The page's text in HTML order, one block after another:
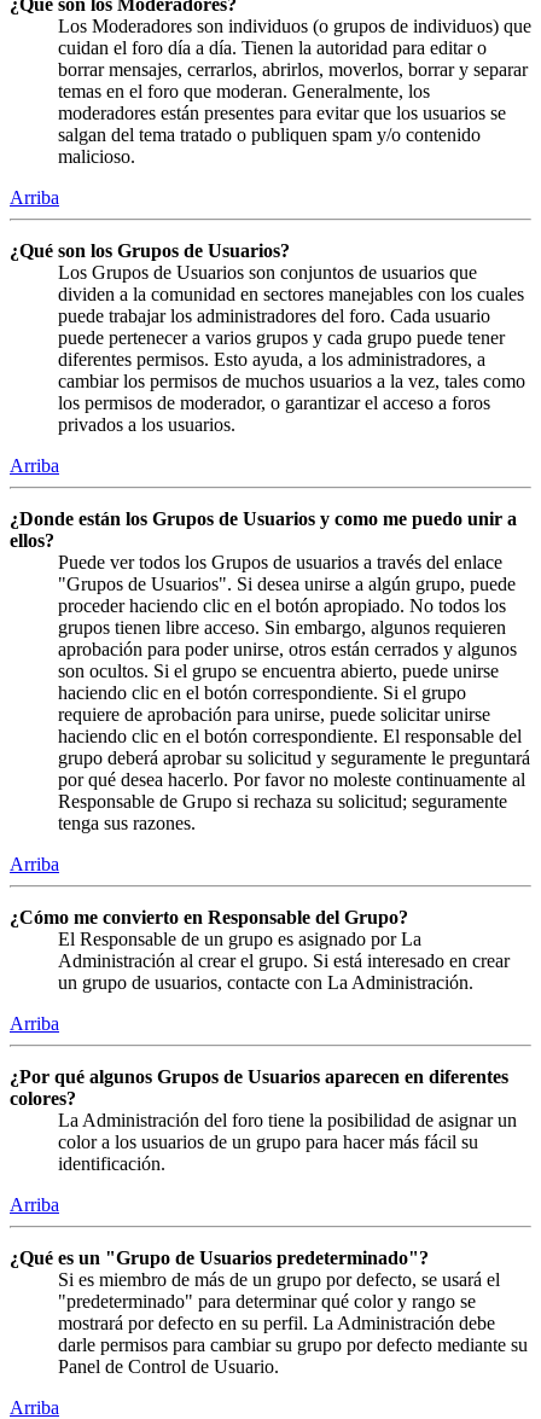
Los Moderadores son individuos (o grupos de individuos) que
cuidan el foro día a día. Tienen la autoridad para editar o
borrar mensajes, cerrarlos, abrirlos, moverlos, borrar y separar
temas en el foro que moderan. Generalmente, los
moderadores están presentes para evitar que los usuarios se
salgan del tema tratado o publiquen spam y/o contenido
malicioso.
Arriba
¿Qué son los Grupos de Usuarios?
Los Grupos de Usuarios son conjuntos de usuarios que
dividen a la comunidad en sectores manejables con los cuales
puede trabajar los administradores del foro. Cada usuario
puede pertenecer a varios grupos y cada grupo puede tener
diferentes permisos. Esto ayuda, a los administradores, a
cambiar los permisos de muchos usuarios a la vez, tales como
los permisos de moderador, o garantizar el acceso a foros
privados a los usuarios.
Arriba
¿Donde están los Grupos de Usuarios y como me puedo unir a
ellos?
Puede ver todos los Grupos de usuarios a través del enlace
"Grupos de Usuarios". Si desea unirse a algún grupo, puede
proceder haciendo clic en el botón apropiado. No todos los
grupos tienen libre acceso. Sin embargo, algunos requieren
aprobación para poder unirse, otros están cerrados y algunos
son ocultos. Si el grupo se encuentra abierto, puede unirse
haciendo clic en el botón correspondiente. Si el grupo
requiere de aprobación para unirse, puede solicitar unirse
haciendo clic en el botón correspondiente. El responsable del
grupo deberá aprobar su solicitud y seguramente le preguntará
por qué desea hacerlo. Por favor no moleste continuamente al
Responsable de Grupo si rechaza su solicitud; seguramente
tenga sus razones.
Arriba
¿Cómo me convierto en Responsable del Grupo?
El Responsable de un grupo es asignado por La
Administración al crear el grupo. Si está interesado en crear
un grupo de usuarios, contacte con La Administración.
Arriba
¿Por qué algunos Grupos de Usuarios aparecen en diferentes
colores?
La Administración del foro tiene la posibilidad de asignar un
color a los usuarios de un grupo para hacer más fácil su
identificación.
Arriba
¿Qué es un "Grupo de Usuarios predeterminado"?
Si es miembro de más de un grupo por defecto, se usará el
"predeterminado" para determinar qué color y rango se
mostrará por defecto en su perfil. La Administración debe
darle permisos para cambiar su grupo por defecto mediante su
Panel de Control de Usuario.
Arriba